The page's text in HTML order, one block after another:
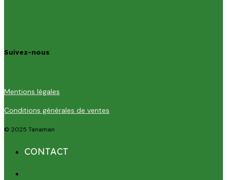
Suivez-nous
Mentions légales
Conditions générales de ventes
© 2025 Tanaman
CONTACT